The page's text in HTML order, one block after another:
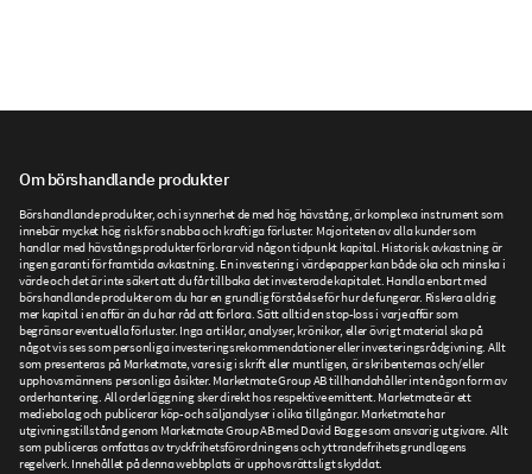
Om börshandlande produkter
Börshandlande produkter, och i synnerhet de med hög hävstång, är komplexa instrument som
innebär mycket hög risk för snabba och kraftiga förluster. Majoriteten av alla kunder som
handlar med hävstångsprodukter förlorar vid någon tidpunkt kapital. Historisk avkastning är
ingen garanti för framtida avkastning. En investering i värdepapper kan både öka och minska i
värde och det är inte säkert att du får tillbaka det investerade kapitalet. Handla enbart med
börshandlande produkter om du har en grundlig förståelse för hur de fungerar. Riskera aldrig
mer kapital i en affär än du har råd att förlora. Sätt alltid en stop-loss i varje affär som
begränsar eventuella förluster. Inga artiklar, analyser, krönikor, eller övrigt material ska på
något vis ses som personliga investeringsrekommendationer eller investeringsrådgivning. Allt
som presenteras på Marketmate, vare sig i skrift eller muntligen, är skribenternas och/eller
upphovsmännens personliga åsikter. Marketmate Group AB tillhandahåller inte någon form av
orderhantering. All orderläggning sker direkt hos respektive emittent. Marketmate är ett
mediebolag och publicerar köp- och säljanalyser i olika tillgångar. Marketmate har
utgivningstillstånd genom Marketmate Group AB med David Bagge som ansvarig utgivare. Allt
som publiceras omfattas av tryckfrihetsförordningens och yttrandefrihetsgrundlagens
regelverk. Innehållet på denna webbplats är upphovsrättsligt skyddat.